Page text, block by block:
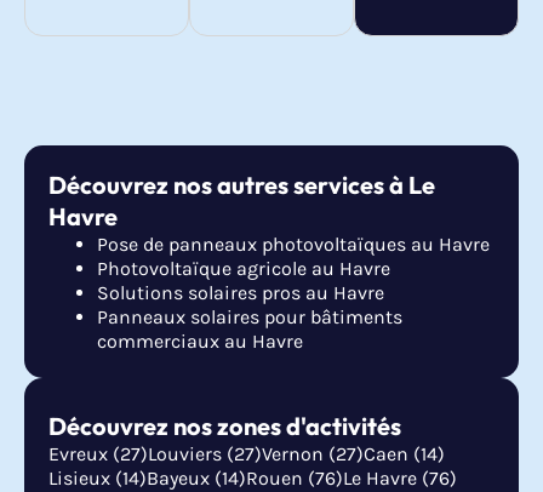
Découvrez nos autres services à Le
Havre
Pose de panneaux photovoltaïques au Havre
Photovoltaïque agricole au Havre
Solutions solaires pros au Havre
Panneaux solaires pour bâtiments
commerciaux au Havre
Découvrez nos zones d'activités
Evreux (27)Louviers (27)Vernon (27)Caen (14)
Lisieux (14)Bayeux (14)Rouen (76)Le Havre (76)